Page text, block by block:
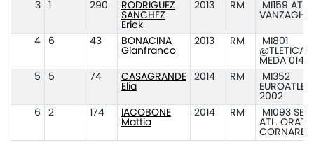
3
290
RODRIGUEZ
SANCHEZ
Erick
2013 RM
MI159 ATL.
4 6 43
BONACINA
Gianfranco
2013 RM
MI801
@TLETICA
MEDA 014
5
5 74
CASAGRANDE
Elia
2014 RM
MI352
2002
6
2 174
IACOBONE
Mattia
2014 RM
MI093 SEZ.
ATL.